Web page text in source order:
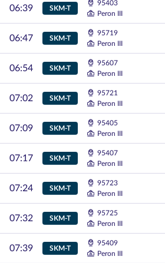
06:39 SKM-T
95403
Peron III
06:47 SKM-T
95719
Peron III
06:54 SKM-T
95607
Peron III
07:02 SKM-T
95721
Peron III
07:09 SKM-T
95405
Peron III
07:17 SKM-T
95407
Peron III
07:24 SKM-T
95723
Peron III
07:32 SKM-T
95725
Peron III
07:39 SKM-T
95409
Peron III